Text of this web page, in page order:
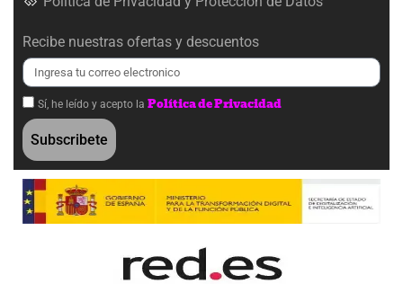
Recibe nuestras ofertas y descuentos
Sí, he leído y acepto la Política de Privacidad
Subscribete